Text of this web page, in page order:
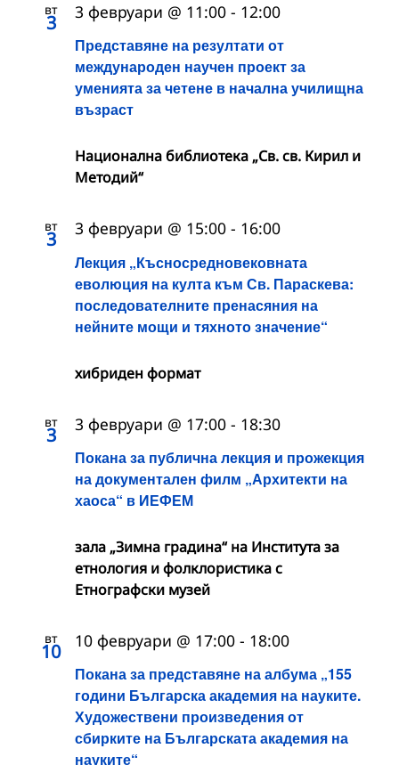
вт
3
Представяне на резултати от
международен научен проект за
уменията за четене в начална училищна
възраст
3 февруари @ 11:00 - 12:00
Национална библиотека „Св. св. Кирил и
Методий“
вт
3
Лекция „Късносредновековната
еволюция на култа към Св. Параскева:
последователните пренасяния на
нейните мощи и тяхното значение“
3 февруари @ 15:00 - 16:00
хибриден формат
вт
3
Покана за публична лекция и прожекция
на документален филм „Архитекти на
хаоса“ в ИЕФЕМ
3 февруари @ 17:00 - 18:30
зала „Зимна градина“ на Института за
етнология и фолклористика с
Етнографски музей
вт
10
Покана за представяне на албума „155
години Българска академия на науките.
Художествени произведения от
сбирките на Българската академия на
науките“
10 февруари @ 17:00 - 18:00